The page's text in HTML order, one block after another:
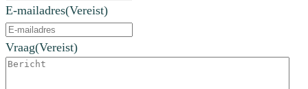
E-mailadres(Vereist)
Vraag(Vereist)